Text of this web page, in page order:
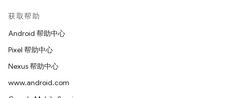
获取帮助
Android 帮助中心
Pixel 帮助中心
Nexus 帮助中心
www.android.com